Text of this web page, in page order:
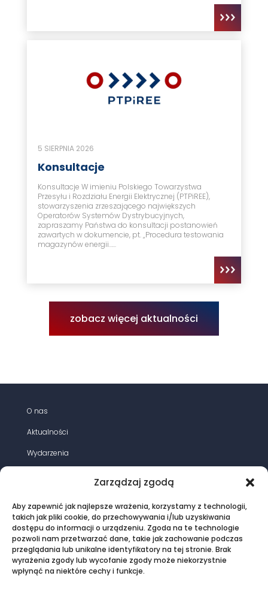
Zarządzaj zgodą
Aby zapewnić jak najlepsze wrażenia, korzystamy z technologii,
takich jak pliki cookie, do przechowywania i/lub uzyskiwania
dostępu do informacji o urządzeniu. Zgoda na te technologie
pozwoli nam przetwarzać dane, takie jak zachowanie podczas
przeglądania lub unikalne identyfikatory na tej stronie. Brak
wyrażenia zgody lub wycofanie zgody może niekorzystnie
wpłynąć na niektóre cechy i funkcje.
5 SIERPNIA 2026
Konsultacje
Konsultacje W imieniu Polskiego Towarzystwa
Przesyłu i Rozdziału Energii Elektrycznej (PTPiREE),
stowarzyszenia zrzeszającego największych
Operatorów Systemów Dystrybucyjnych,
zapraszamy Państwa do konsultacji postanowień
zawartych w dokumencie, pt. „Procedura testowania
magazynów energii…...
zobacz więcej aktualności
O nas
Aktualności
Wydarzenia
Magazyn energia elektryczna
Oferta
Kontakt